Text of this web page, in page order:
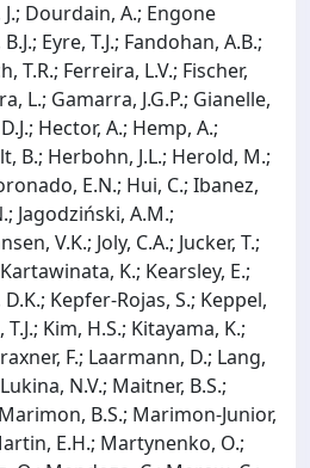
Dourdain, A.; Engone
Eyre, T.J.; Fandohan, A.B.;
T.R.; Ferreira, L.V.; Fischer,
L.; Gamarra, J.G.P.; Gianelle,
Hector, A.; Hemp, A.;
B.; Herbohn, J.L.; Herold, M.;
E.N.; Hui, C.; Ibanez,
Jagodziński, A.M.;
V.K.; Joly, C.A.; Jucker, T.;
K.; Kearsley, E.;
Kepfer-Rojas, S.; Keppel,
Kim, H.S.; Kitayama, K.;
F.; Laarmann, D.; Lang,
N.V.; Maitner, B.S.;
B.S.; Marimon-Junior,
E.H.; Martynenko, O.;